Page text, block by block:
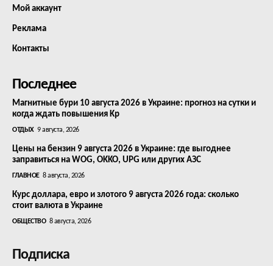
Мой аккаунт
Реклама
Контакты
Последнее
Магнитные бури 10 августа 2026 в Украине: прогноз на сутки и
когда ждать повышения Kp
ОТДЫХ 9 августа, 2026
Цены на бензин 9 августа 2026 в Украине: где выгоднее
заправиться на WOG, OKKO, UPG или других АЗС
ГЛАВНОЕ 8 августа, 2026
Курс доллара, евро и злотого 9 августа 2026 года: сколько
стоит валюта в Украине
ОБЩЕСТВО 8 августа, 2026
Подписка